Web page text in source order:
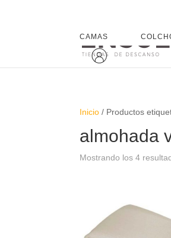
CAMAS
Inicio / Productos
almohada
Mostrando los 4